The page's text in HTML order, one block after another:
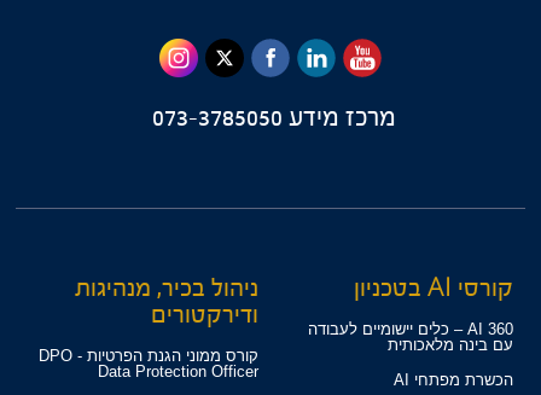
מרכז מידע
קורסי AI בטכניון
360 AI – כלים יישומיים לעבודה
עם בינה מלאכותית
הכשרת מפתחי AI
ניהול בכיר, מנהיגות
ודירקטורים
קורס ממוני הגנת הפרטיות - DPO
Data Protection Officer